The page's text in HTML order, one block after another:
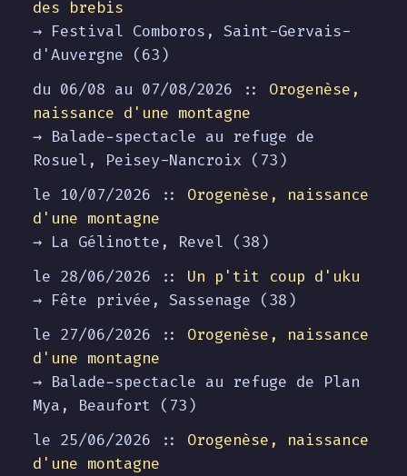
des brebis
→ Festival Comboros, Saint-Gervais-
d'Auvergne (63)
du 06/08 au 07/08/2026 :: Orogenèse,
naissance d'une montagne
→ Balade-spectacle au refuge de
Rosuel, Peisey-Nancroix (73)
le 10/07/2026 :: Orogenèse, naissance
d'une montagne
→ La Gélinotte, Revel (38)
le 28/06/2026 :: Un p'tit coup d'uku
→ Fête privée, Sassenage (38)
le 27/06/2026 :: Orogenèse, naissance
d'une montagne
→ Balade-spectacle au refuge de Plan
Mya, Beaufort (73)
le 25/06/2026 :: Orogenèse, naissance
d'une montagne